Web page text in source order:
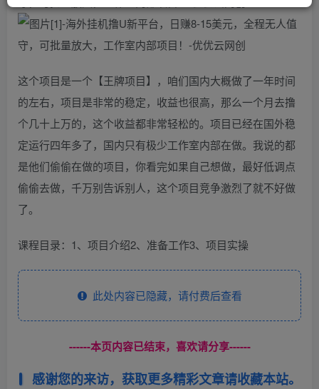
这个项目是一个【王牌项目】，咱们国内大概做了一年时间
的左右，项目是非常的稳定，收益也很高，那么一个月去撸
个几十上万的，这个收益都非常轻松的。项目已经在国外稳
定运行四年多了，国内只有极少工作室内部在做。我说的都
是他们偷偷在做的项目，你看完如果自己想做，最好低调点
偷偷去做，千万别告诉别人，这个项目竞争激烈了就不好做
了。
课程目录：1、项目介绍2、准备工作3、项目实操
此处内容已隐藏，请付费后查看
------本页内容已结束，喜欢请分享------
感谢您的来访，获取更多精彩文章请收藏本站。